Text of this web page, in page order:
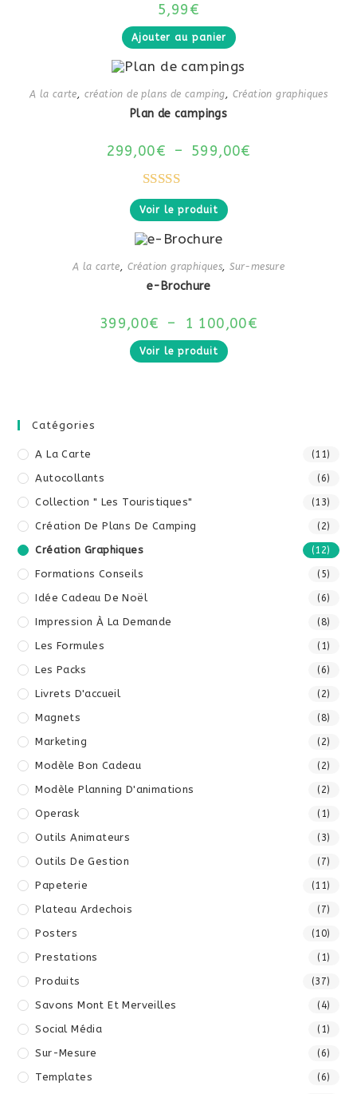
5,99€
Ajouter au panier
A la carte création de plans de camping Création graphiques
Plan de campings
299,00€ – 599,00€
Note5.00
sur 5
Voir le produit
A la carte Création graphiques ,Sur-mesure
e-Brochure
399,00€ – 1 100,00€
Voir le produit
Catégories
A La Carte (11)
Autocollants (6)
Collection " Les Touristiques" (13)
Création De Plans De Camping (2)
Création Graphiques (12)
Formations Conseils (5)
Idée Cadeau De Noël (6)
Impression À La Demande (8)
Les Formules (1)
Les Packs (6)
Livrets D'accueil (2)
Magnets (8)
Marketing (2)
Modèle Bon Cadeau (2)
Modèle Planning D'animations (2)
Operask (1)
Outils Animateurs (3)
Outils De Gestion (7)
Papeterie (11)
Plateau Ardechois (7)
Posters (10)
Prestations (1)
Produits (37)
Savons Mont Et Merveilles (4)
Social Média (1)
Sur-Mesure (6)
Templates (6)